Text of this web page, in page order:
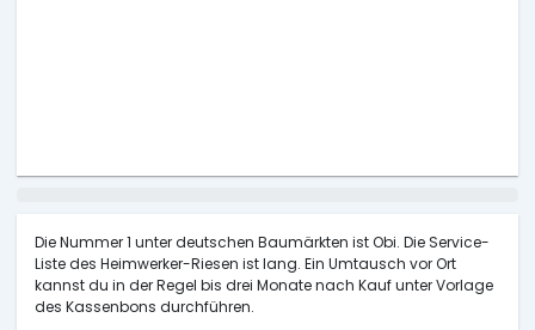
Die Nummer 1 unter deutschen Baumärkten ist Obi. Die Service-
Liste des Heimwerker-Riesen ist lang. Ein Umtausch vor Ort
kannst du in der Regel bis drei Monate nach Kauf unter Vorlage
des Kassenbons durchführen.